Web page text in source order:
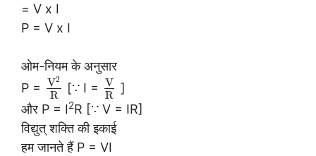
= V x I
P = V x I
ओम-नियम के अनुसार
P =
V2
R [∵ I =
V
R ]
और P = I2R [∵ V = IR]
विद्युत् शक्ति की इकाई
हम जानते हैं P = VI